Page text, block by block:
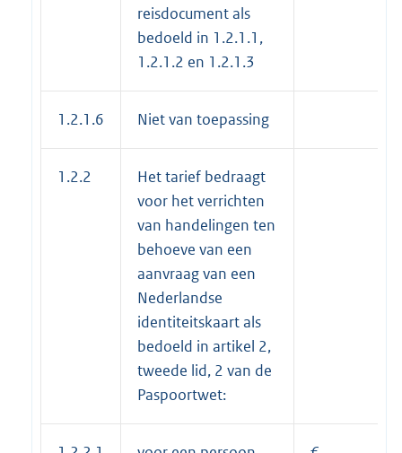
reisdocument als
bedoeld in 1.2.1.1,
1.2.1.2 en 1.2.1.3
1.2.1.6 Niet van toepassing
1.2.2
Het tarief bedraagt
voor het verrichten
van handelingen ten
behoeve van een
aanvraag van een
Nederlandse
identiteitskaart als
bedoeld in artikel 2,
tweede lid, 2 van de
Paspoortwet: